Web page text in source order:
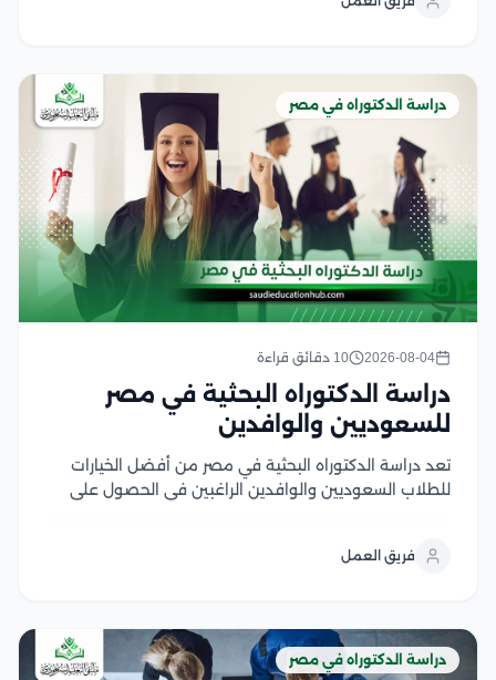
على دراسة استراتيجيات التواصل الحديثة وتحليل دور
دراسة الدكتوراه في مصر
2026-08-04 10 دقائق قراءة
دراسة الدكتوراه البحثية في مصر
للسعوديين والوافدين
تعد دراسة الدكتوراه البحثية في مصر من أفضل الخيارات
للطلاب السعوديين والوافدين الراغبين في الحصول على
النظام بالتركيز على إعداد رسالة علمية أصيلة تحت...
فريق العمل
دراسة الدكتوراه في مصر